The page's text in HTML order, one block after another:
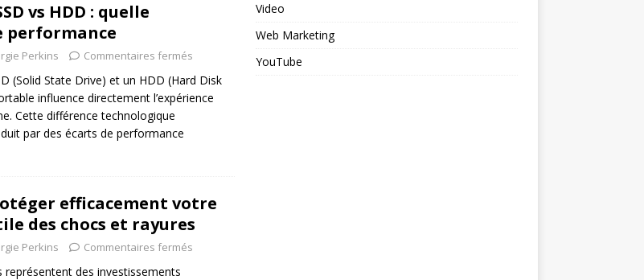
vs HDD : quelle
performance
Perkins Commentaires fermés
(Solid State Drive) et un HDD (Hard Disk
influence directement l’expérience
Cette différence technologique
par des écarts de performance
efficacement votre
des chocs et rayures
Perkins Commentaires fermés
représentent des investissements
Video
Web Marketing
YouTube